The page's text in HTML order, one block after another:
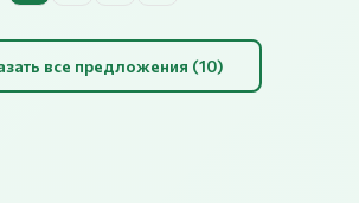
все предложения (10)